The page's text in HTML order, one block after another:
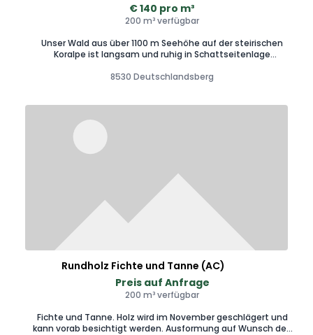
€ 140 pro m³
200 m³ verfügbar
Unser Wald aus über 1100 m Seehöhe auf der steirischen
Koralpe ist langsam und ruhig in Schattseitenlage
eignen sich ideal für Holzbauten aller Art Rundholzblockbau.
8530 Deutschlandsberg
Rundholz Fichte und Tanne (AC)
Preis auf Anfrage
200 m³ verfügbar
Fichte und Tanne. Holz wird im November geschlägert und
kann vorab besichtigt werden. Ausformung auf Wunsch des